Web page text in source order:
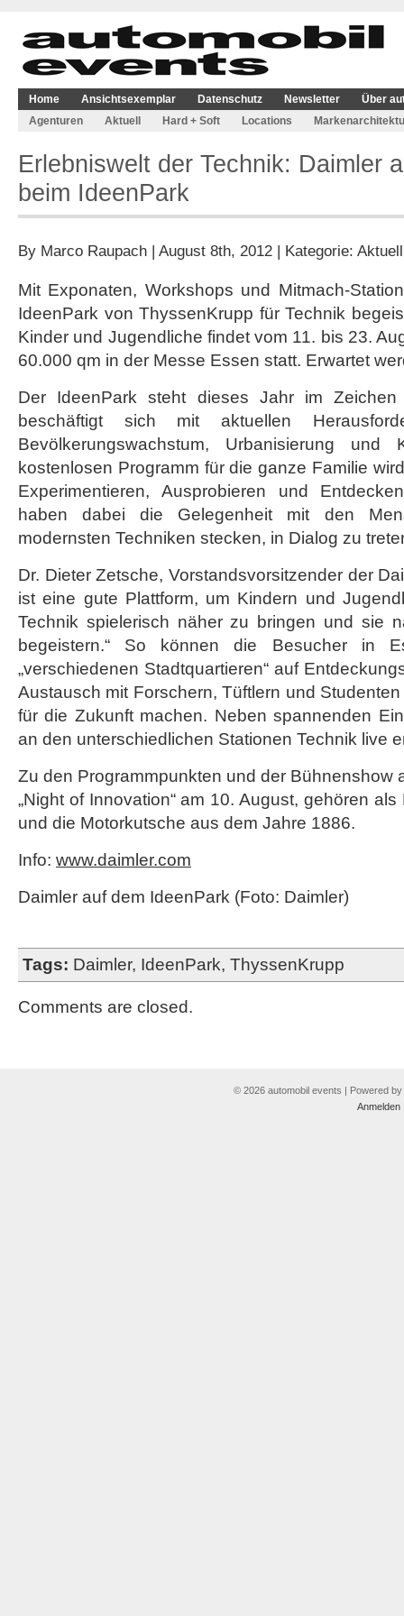
Home Ansichtsexemplar Datenschutz Newsletter
Über
Agenturen
Aktuell Hard + Soft Locations
Erlebniswelt der Technik: Daimler
beim IdeenPark
By Marco Raupach | August 8th, 2012 | Kategorie: Aktuell
Mit Exponaten, Workshops und Mitmach-
IdeenPark von ThyssenKrupp für Technik
Kinder und Jugendliche findet vom 11. bis 23.
60.000 qm in der Messe Essen statt. Erwartet
Der IdeenPark steht dieses Jahr im
beschäftigt sich mit aktuellen
Bevölkerungswachstum, Urbanisierung und
kostenlosen Programm für die ganze Familie
Experimentieren, Ausprobieren und
haben dabei die Gelegenheit mit den
modernsten Techniken stecken, in Dialog zu
Dr. Dieter Zetsche, Vorstandsvorsitzender der
ist eine gute Plattform, um Kindern und
Technik spielerisch näher zu bringen und sie
begeistern.“ So können die Besucher in
„verschiedenen Stadtquartieren“ auf
Austausch mit Forschern, Tüftlern und
für die Zukunft machen. Neben spannenden
an den unterschiedlichen Stationen Technik live
Zu den Programmpunkten und der Bühnenshow
„Night of Innovation“ am 10. August, gehören
und die Motorkutsche aus dem Jahre 1886.
Info: www.daimler.com
Daimler auf dem IdeenPark (Foto: Daimler)
Tags: Daimler, IdeenPark, ThyssenKrupp
Comments are closed.
© 2026 automobil events | Powered by
Anmelden|